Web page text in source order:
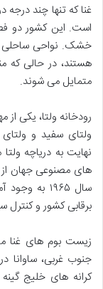
غنا که تنها چند درجه
است. این کشور دو
خشک. نواحی ساحلی
هستند، در حالی که
متمایل می شوند.
رودخانه ولتا، یکی
ولتای سفید و
نهایت به دریاچه
های مصنوعی جهان
سال ۱۹۶۵
برقابی کشور و کنترل
زیست بوم های غنا
جنوب غربی، ساوانا
کرانه های خلیج